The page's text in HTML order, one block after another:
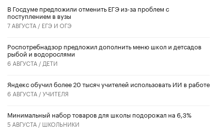
В Госдуме предложили отменить ЕГЭ из-за проблем с
поступлением в вузы
7 АВГУСТА / ЕГЭ И ОГЭ
Роспотребнадзор предложил дополнить меню школ и детсадов
рыбой и водорослями
6 АВГУСТА / ДЕТИ
​Яндекс обучил более 20 тысяч учителей использовать ИИ в работе
6 АВГУСТА /УЧИТЕЛЯ
Минимальный набор товаров для школы подорожал на 6,3%
5 АВГУСТА / ШКОЛЬНИКИ